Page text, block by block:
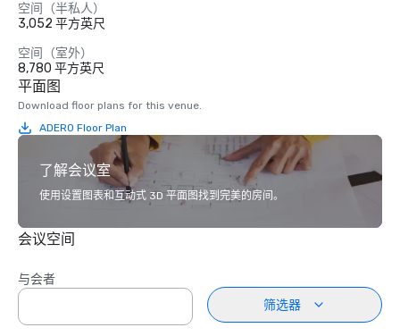
空间（半私人）
3,052 平方英尺
空间（室外）
8,780 平方英尺
平面图
Download floor plans for this venue.
ADERO Floor Plan
了解会议室
使用设置图表和互动式 3D 平面图找到完美的房间。
会议空间
与会者
筛选器